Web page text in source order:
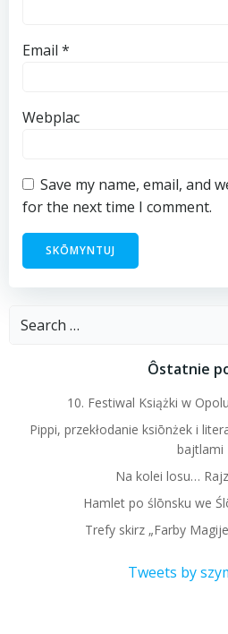
Email *
Webplac
Save my name, email, and
for the next time I comment.
Search
Ôstatnie
10. Festiwal Książki w
Pippi, przekłodanie ksiōnżek i
bajtlami
Na kolei losu…
Hamlet po ślōnsku we
Trefy skirz „Farby
Tweets by